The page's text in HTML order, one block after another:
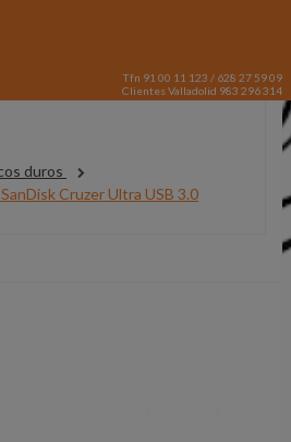
Tfn 91 00 11 123 / 628 27 59 09
Clientes Valladolid 983 296 314
duros
Cruzer Ultra USB 3.0